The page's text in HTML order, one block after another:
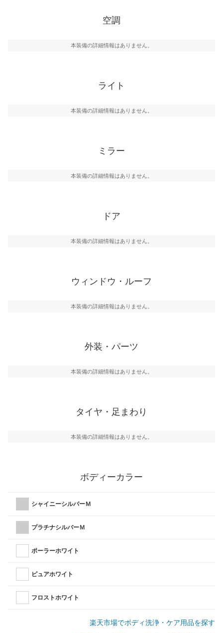
空調
本装備の詳細情報はありません。
ライト
本装備の詳細情報はありません。
ミラー
本装備の詳細情報はありません。
ドア
本装備の詳細情報はありません。
ウィンドウ・ルーフ
本装備の詳細情報はありません。
外装・パーツ
本装備の詳細情報はありません。
タイヤ・足まわり
本装備の詳細情報はありません。
ボディーカラー
シャイニーシルバーＭ
プラチナシルバーＭ
ポーラーホワイト
ピュアホワイト
フロストホワイト
楽天市場でボディ洗浄・ケア用品を探す